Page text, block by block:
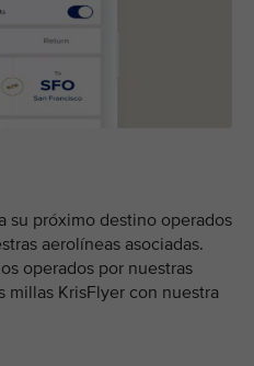
su próximo destino operados
aerolíneas asociadas.
operados por nuestras
millas KrisFlyer con nuestra